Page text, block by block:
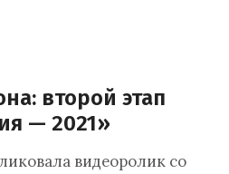
второй этап
— 2021»
видеоролик со